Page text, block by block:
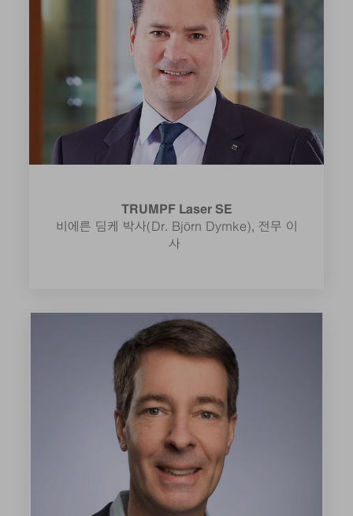
TRUMPF Laser SE
비에른 딤케 박사(Dr. Björn Dymke), 전무 이
사